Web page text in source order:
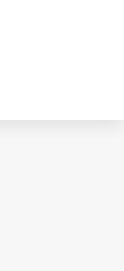
Siap Lahirkan